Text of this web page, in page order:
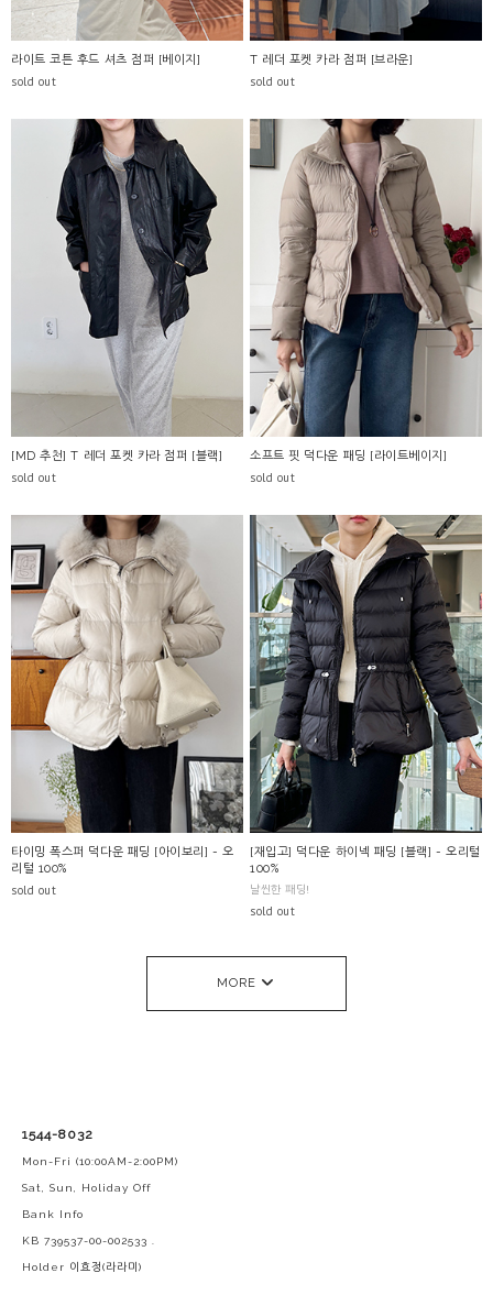
라이트 코튼 후드 셔츠 점퍼 [베이지]
sold out
T 레더 포켓 카라 점퍼 [브라운]
sold out
[MD 추천] T 레더 포켓 카라 점퍼 [블랙]
sold out
소프트 핏 덕다운 패딩 [라이트베이지]
sold out
타이밍 폭스퍼 덕다운 패딩 [아이보리] - 오
리털 100%
sold out
[재입고] 덕다운 하이넥 패딩 [블랙] - 오리털
100%
날씬한 패딩!
sold out
MORE
1544-8032
Mon-Fri (10:00AM-2:00PM)
Sat, Sun, Holiday Off
Bank Info
KB 739537-00-002533 .
Holder 이효정(라라미)